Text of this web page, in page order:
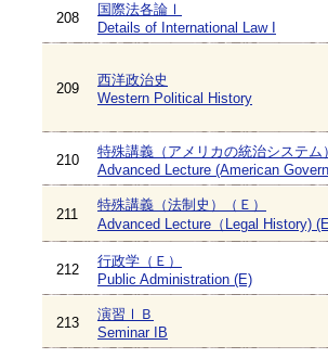
208
国際法各論Ⅰ
Details of International Law I
209
西洋政治史
Western Political History
210
特殊講義（アメリカの統治システム
Advanced Lecture (American
211
特殊講義（法制史）（Ｅ）
Advanced Lecture（Legal History)
212
行政学（Ｅ）
Public Administration (E)
213
演習ⅠＢ
Seminar IB